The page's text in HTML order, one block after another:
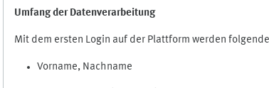
Umfang der Datenverarbeitung
Mit dem ersten Login auf der Plattform werden
Vorname, Nachname